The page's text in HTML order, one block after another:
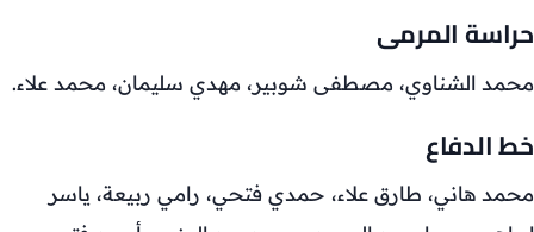
حراسة المرمى
محمد الشناوي، مصطفى شوبير، مهدي سليمان، محمد علاء.
خط الدفاع
محمد هاني، طارق علاء، حمدي فتحي، رامي ربيعة، ياسر